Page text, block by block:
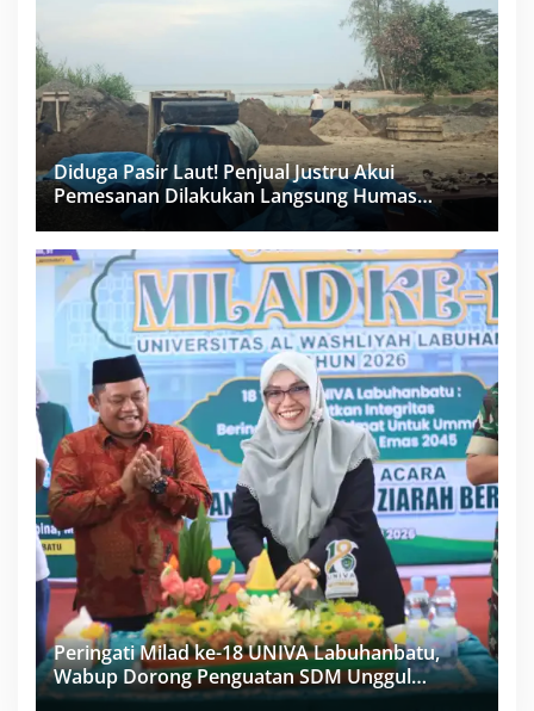
Diduga Pasir Laut! Penjual Justru Akui
Pemesanan Dilakukan Langsung Humas
Peringati Milad ke-18 UNIVA Labuhanbatu,
Wabup Dorong Penguatan SDM Unggul
Menuju Indonesia Emas 2045